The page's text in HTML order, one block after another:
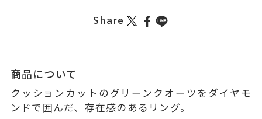
Share
商品について
クッションカットのグリーンクオーツをダイヤモ
ンドで囲んだ、存在感のあるリング。